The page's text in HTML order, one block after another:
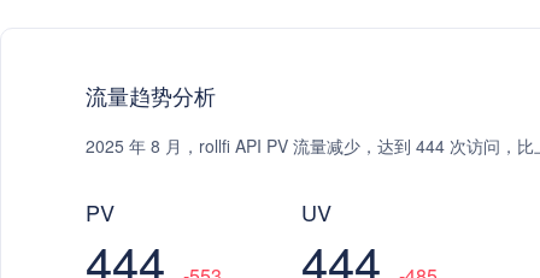
流量趋势分析
2025 年 8 月，rollfi API PV 流量减少，达到 444 次访问，
PV
444
UV
444